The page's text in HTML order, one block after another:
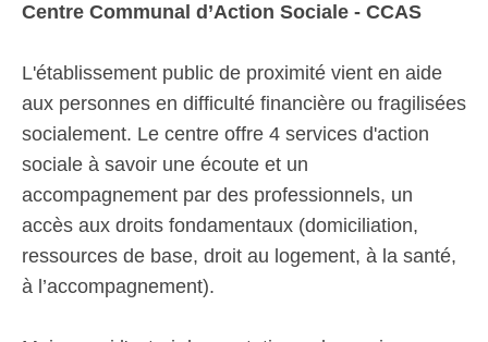
Centre Communal d’Action Sociale - CCAS
L'établissement public de proximité vient en aide
aux personnes en difficulté financière ou fragilisées
socialement. Le centre offre 4 services d'action
sociale à savoir une écoute et un
accompagnement par des professionnels, un
accès aux droits fondamentaux (domiciliation,
ressources de base, droit au logement, à la santé,
à l’accompagnement).